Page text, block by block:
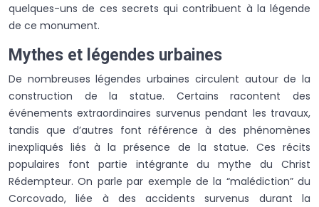
quelques-uns de ces secrets qui contribuent à la légende
de ce monument.
Mythes et légendes urbaines
De nombreuses légendes urbaines circulent autour de la
construction de la statue. Certains racontent des
événements extraordinaires survenus pendant les travaux,
tandis que d’autres font référence à des phénomènes
inexpliqués liés à la présence de la statue. Ces récits
populaires font partie intégrante du mythe du Christ
Rédempteur. On parle par exemple de la “malédiction” du
Corcovado, liée à des accidents survenus durant la